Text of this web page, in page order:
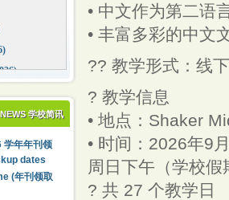
2025)
学校简讯
学年年刊领
dates
(年刊领取
• 中文作为第二语
• 丰富多彩的中文
?‍? 教学形式：线
? 教学信息
• 地点：Shaker
• 时间：2026年9
周日下午（学校假
? 共 27 个教学日